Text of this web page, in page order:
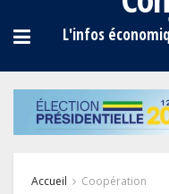
Accueil Coopération